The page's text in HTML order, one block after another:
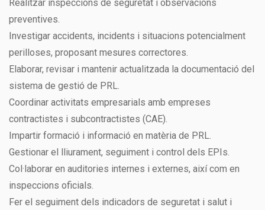
Realitzar inspeccions de seguretat i observacions
preventives.
Investigar accidents, incidents i situacions potencialment
perilloses, proposant mesures correctores.
Elaborar, revisar i mantenir actualitzada la documentació del
sistema de gestió de PRL.
Coordinar activitats empresarials amb empreses
contractistes i subcontractistes (CAE).
Impartir formació i informació en matèria de PRL.
Gestionar el lliurament, seguiment i control dels EPIs.
Col·laborar en auditories internes i externes, així com en
inspeccions oficials.
Fer el seguiment dels indicadors de seguretat i salut i